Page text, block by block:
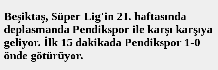
Beşiktaş, Süper Lig'in 21. haftasında
deplasmanda Pendikspor ile karşı karşıya
geliyor. İlk 15 dakikada Pendikspor 1-0
önde götürüyor.